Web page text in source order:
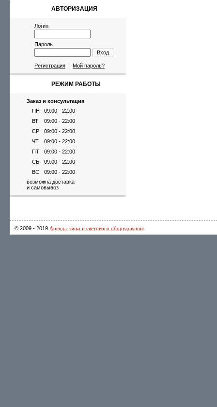
АВТОРИЗАЦИЯ
Логин
Пароль
Вход
Регистрация | Мой пароль?
РЕЖИМ РАБОТЫ
Заказ и консультация
ПН
09:00 - 22:00
ВТ
09:00 - 22:00
СР
09:00 - 22:00
ЧТ
09:00 - 22:00
ПТ
09:00 - 22:00
СБ
09:00 - 22:00
ВС
09:00 - 22:00
возможна доставка
и самовывоз
© 2009 - 2019 Аренда звука и светового оборудования